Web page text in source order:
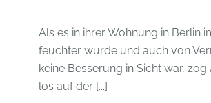
Als es in ihrer Wohnung in Berlin
feuchter wurde und auch von
keine Besserung in Sicht war, zog
los auf der [...]